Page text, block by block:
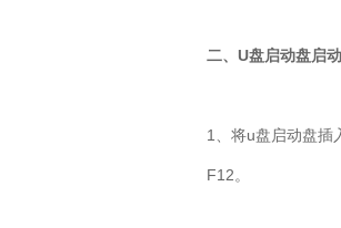
二、U盘启动盘启动
1、将u盘启动盘插
F12。